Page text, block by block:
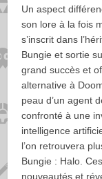
Un aspect
son lore à la fois
s’inscrit dans
Bungie et sortie
grand succès et
alternative à
peau d’un agent
confronté à une
intelligence
l’on retrouvera
Bungie : Halo.
nouveautés et